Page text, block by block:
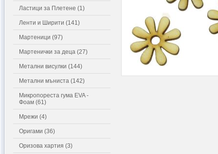
Ластици за Плетене (1)
Ленти и Ширити (141)
Мартеници (97)
Мартенички за деца (27)
Метални висулки (144)
Метални мъниста (142)
Микропореста гума EVA -
Фоам (61)
Мрежи (4)
Оригами (36)
Оризова хартия (3)